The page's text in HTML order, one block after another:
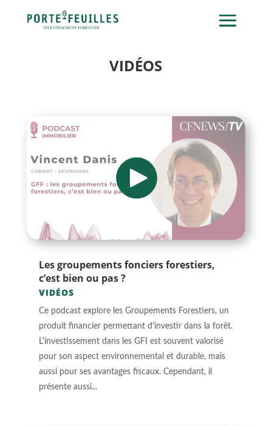
VIDÉOS
Les groupements fonciers forestiers,
c’est bien ou pas ?
VIDÉOS
Ce podcast explore les Groupements Forestiers, un
produit financier permettant d'investir dans la forêt.
L'investissement dans les GFI est souvent valorisé
pour son aspect environnemental et durable, mais
aussi pour ses avantages fiscaux. Cependant, il
présente aussi...